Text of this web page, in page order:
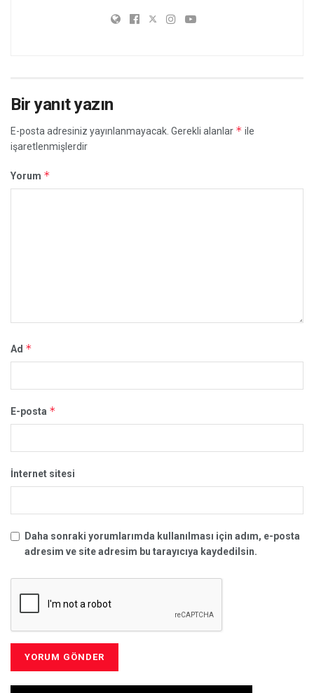
Bir yanıt yazın
E-posta adresiniz yayınlanmayacak. Gerekli alanlar * ile
işaretlenmişlerdir
Yorum *
Ad *
E-posta *
İnternet sitesi
Daha sonraki yorumlarımda kullanılması için adım, e-posta
adresim ve site adresim bu tarayıcıya kaydedilsin.